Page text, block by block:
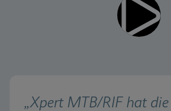
Cookie-Einstellungen anzeigen & aktualisieren
Datenschutzrichtlinie anzeigen
„Xpert MTB/RIF hat die